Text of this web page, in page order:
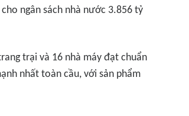
ngân sách nhà nước 3.856 tỷ
trại và 16 nhà máy đạt chuẩn
nhất toàn cầu, với sản phẩm